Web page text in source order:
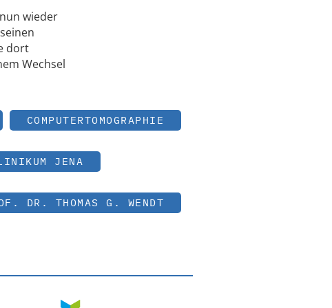
wieder
dort
Wechsel
COMPUTERTOMOGRAPHIE
JENA
DR. THOMAS G. WENDT